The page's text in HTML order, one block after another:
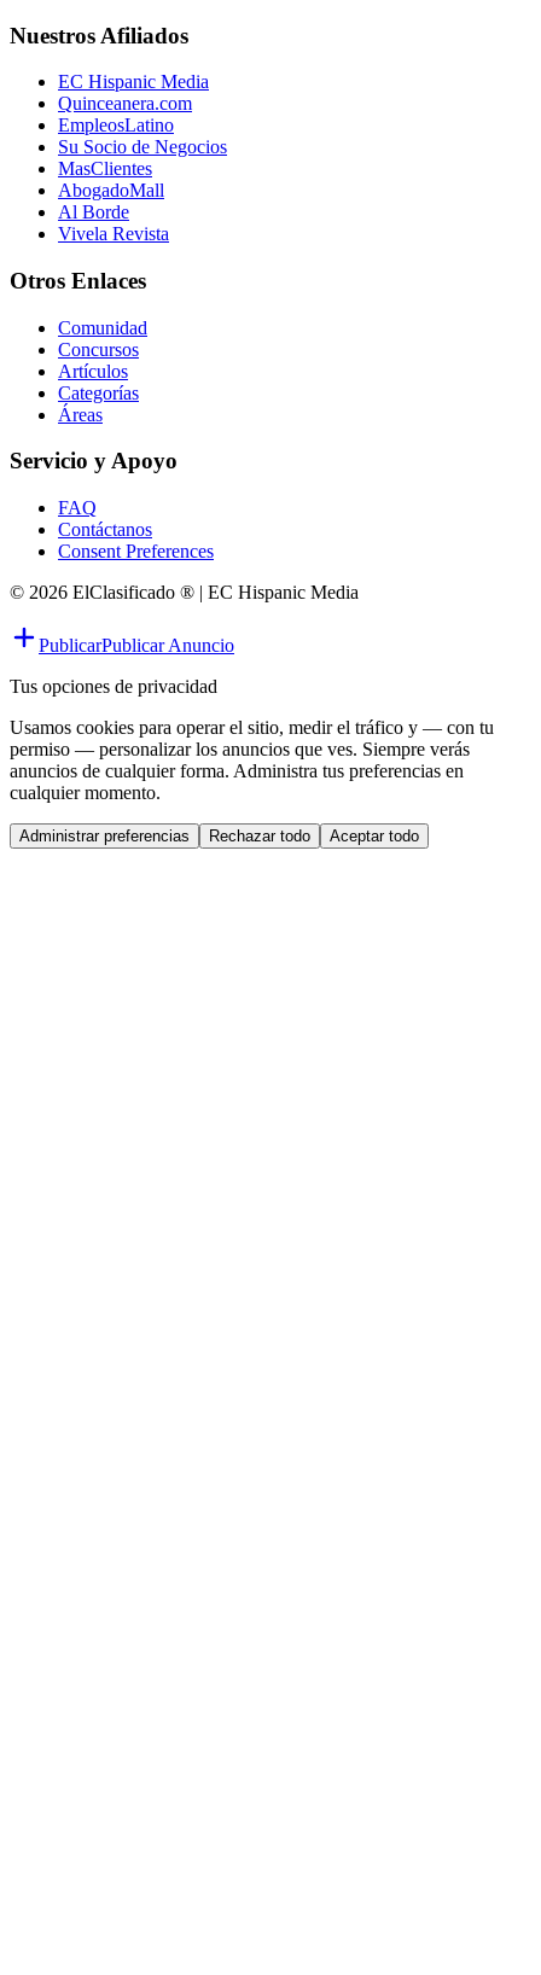
Nuestros Afiliados
EC Hispanic Media
Quinceanera.com
EmpleosLatino
Su Socio de Negocios
MasClientes
AbogadoMall
Al Borde
Vivela Revista
Otros Enlaces
Comunidad
Concursos
Artículos
Categorías
Áreas
Servicio y Apoyo
FAQ
Contáctanos
Consent Preferences
© 2026 ElClasificado ® | EC Hispanic Media
PublicarPublicar Anuncio
Tus opciones de privacidad
Usamos cookies para operar el sitio, medir el tráfico y — con tu
permiso — personalizar los anuncios que ves. Siempre verás
anuncios de cualquier forma. Administra tus preferencias en
cualquier momento.
Administrar preferencias Rechazar todo Aceptar todo